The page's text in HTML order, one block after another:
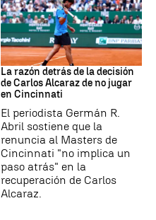
Tenis
La razón detrás de la decisión
de Carlos Alcaraz de no jugar
en Cincinnati
El periodista Germán R.
Abril sostiene que la
renuncia al Masters de
Cincinnati "no implica un
paso atrás" en la
recuperación de Carlos
Alcaraz.